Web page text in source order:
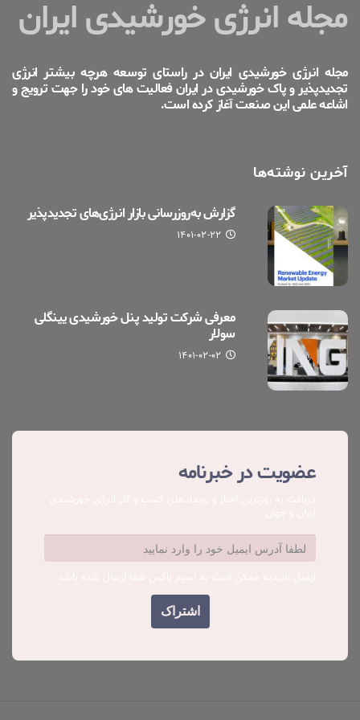
مجله انرژی خورشیدی ایران
مجله انرژی خورشیدی ایران در راستای توسعه هرچه بیشتر انرژی
تجدیدپذیر و پاک خورشیدی در ایران فعالیت های خود را جهت ترویج و
اشاعه علمی این صنعت آغاز کرده است.
آخرین نوشته‌ها
گزارش به‌روزرسانی بازار انرژی‌های تجدیدپذیر
۱۴۰۱-۰۲-۲۲
معرفی شرکت تولید پنل خورشیدی یینگلی
سولار
۱۴۰۱-۰۲-۰۲
عضویت در خبرنامه